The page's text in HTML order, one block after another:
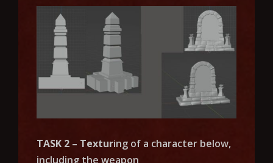
TASK 2 – Texturing of a character below,
including the weapon